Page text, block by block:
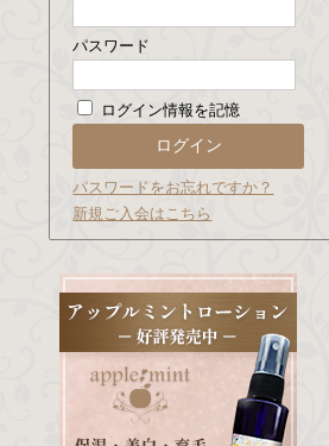
パスワード
ログイン情報を記憶
パスワードをお忘れですか？
新規ご入会はこちら